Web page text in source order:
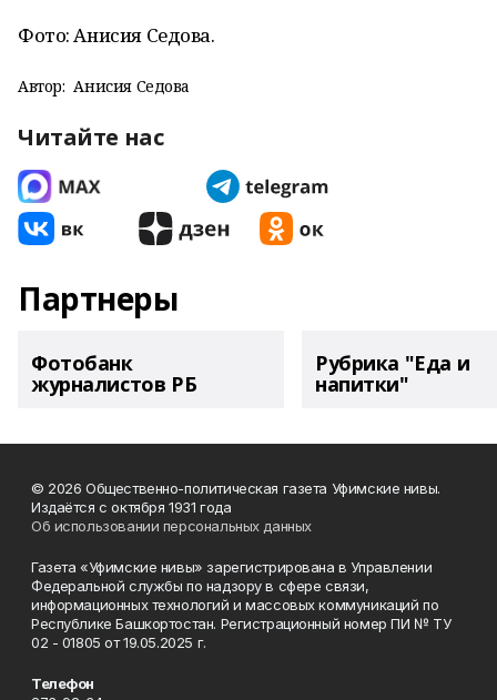
Фото: Анисия Седова.
Автор: Анисия Седова
Читайте нас
Партнеры
Фотобанк
журналистов РБ
Рубрика "Еда и
напитки"
© 2026 Общественно-политическая газета Уфимские нивы.
Издаётся с октября 1931 года
Об использовании персональных данных
Газета «Уфимские нивы» зарегистрирована в Управлении
Федеральной службы по надзору в сфере связи,
информационных технологий и массовых коммуникаций по
Республике Башкортостан. Регистрационный номер ПИ № ТУ
02 - 01805 от 19.05.2025 г.
Телефон